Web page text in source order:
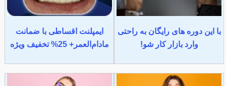
با این دوره های رایگان به راحتی
وارد بازار کار شو!
ایمپلنت اقساطی با ضمانت
مادام‌العمر+ 25% تخفیف ویژه